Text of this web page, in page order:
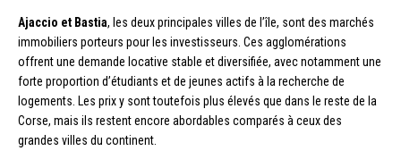
Ajaccio et Bastia, les deux principales villes de l’île, sont des marchés
immobiliers porteurs pour les investisseurs. Ces agglomérations
offrent une demande locative stable et diversifiée, avec notamment une
forte proportion d’étudiants et de jeunes actifs à la recherche de
logements. Les prix y sont toutefois plus élevés que dans le reste de la
Corse, mais ils restent encore abordables comparés à ceux des
grandes villes du continent.